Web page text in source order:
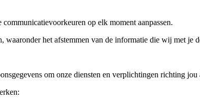
op elk moment aanpassen.
waaronder het afstemmen van de informatie die wij met je
om onze diensten en verplichtingen richting